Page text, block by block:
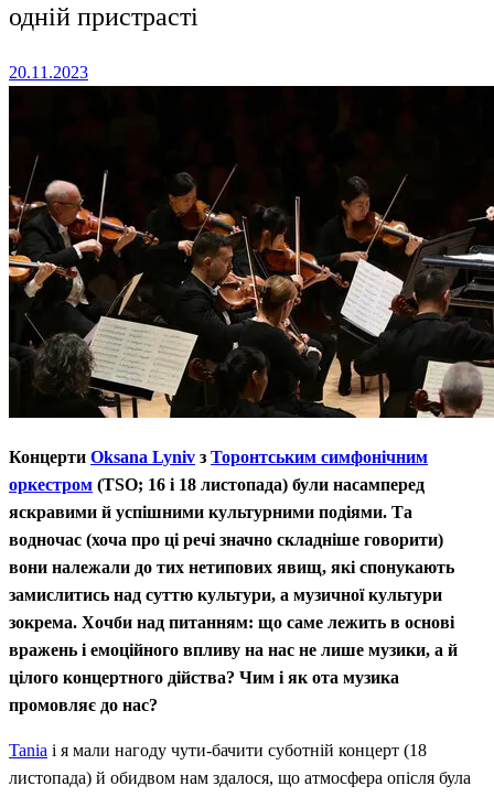
одній пристрасті
Posted
20.11.2023
Концерти Oksana Lyniv з Торонтським симфонічним
оркестром (TSO; 16 і 18 листопада) були насамперед
яскравими й успішними культурними подіями. Та
водночас (хоча про ці речі значно складніше говорити)
вони належали до тих нетипових явищ, які спонукають
замислитись над суттю культури, а музичної культури
зокрема. Хочби над питанням: що саме лежить в основі
вражень і емоційного впливу на нас не лише музики, а й
цілого концертного дійства? Чим і як ота музика
промовляє до нас?
Tania і я мали нагоду чути-бачити суботній концерт (18
листопада) й обидвом нам здалося, що атмосфера опісля була